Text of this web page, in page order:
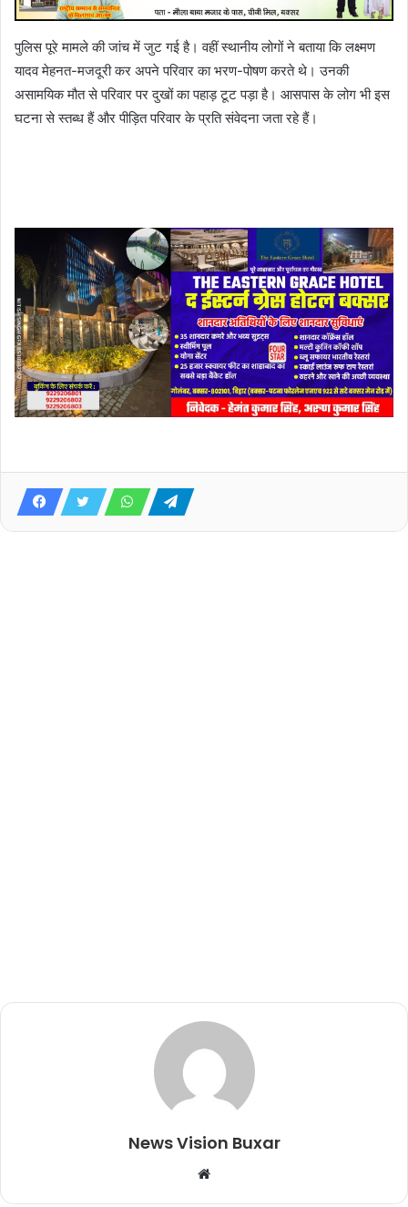
पुलिस पूरे मामले की जांच में जुट गई है। वहीं स्थानीय लोगों ने बताया कि लक्ष्मण
यादव मेहनत-मजदूरी कर अपने परिवार का भरण-पोषण करते थे। उनकी
असामयिक मौत से परिवार पर दुखों का पहाड़ टूट पड़ा है। आसपास के लोग भी इस
घटना से स्तब्ध हैं और पीड़ित परिवार के प्रति संवेदना जता रहे हैं।
News Vision Buxar